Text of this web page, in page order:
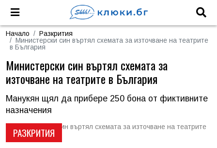
Начало
Разкрития
Министерски син въртял схемата за източване на театрите
в България
РАЗКРИТИЯ
Министерски син въртял схемата за
източване на театрите в България
Манукян щял да прибере 250 бона от фиктивните
назначения